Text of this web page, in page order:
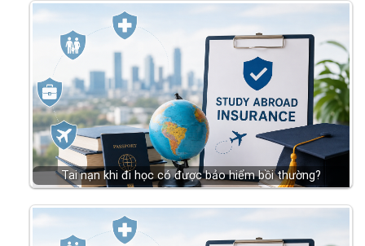
Tai nạn khi đi học có được bảo hiểm bồi thường?